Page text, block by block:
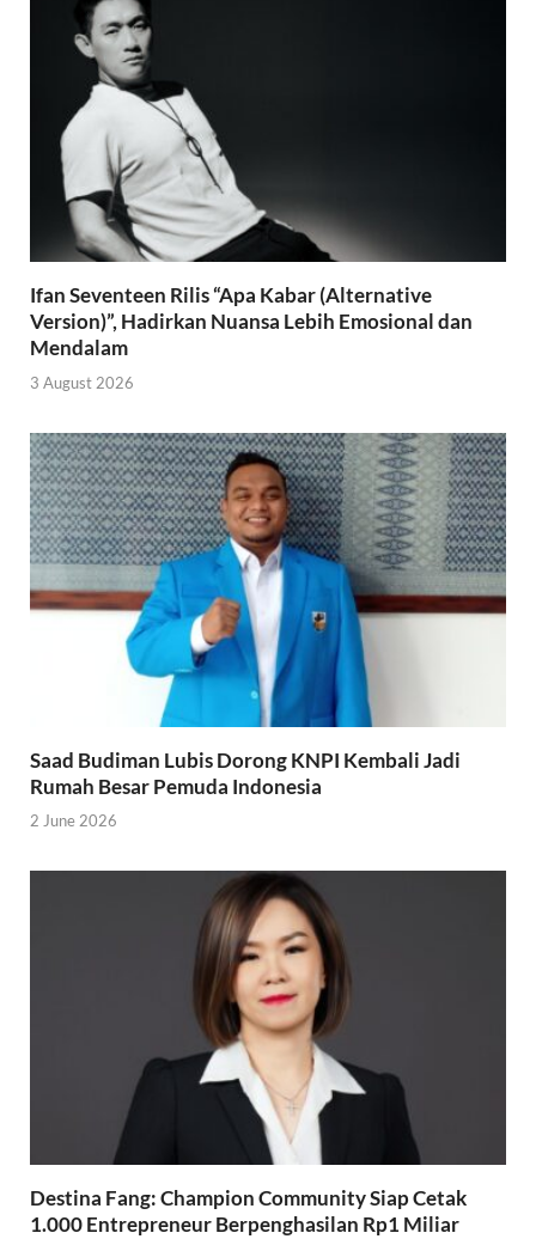
Ifan Seventeen Rilis “Apa Kabar (Alternative
Version)”, Hadirkan Nuansa Lebih Emosional dan
Mendalam
3 August 2026
Saad Budiman Lubis Dorong KNPI Kembali Jadi
Rumah Besar Pemuda Indonesia
2 June 2026
Destina Fang: Champion Community Siap Cetak
1.000 Entrepreneur Berpenghasilan Rp1 Miliar